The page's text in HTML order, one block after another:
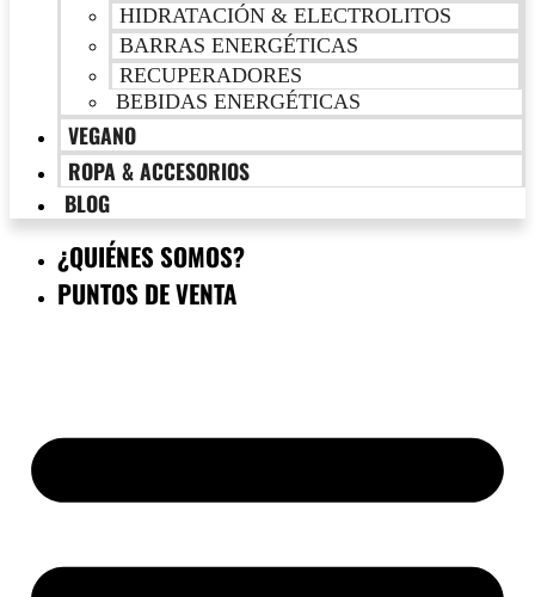
HIDRATACIÓN & ELECTROLITOS
BARRAS ENERGÉTICAS
RECUPERADORES
BEBIDAS ENERGÉTICAS
VEGANO
ROPA & ACCESORIOS
BLOG
¿QUIÉNES SOMOS?
PUNTOS DE VENTA